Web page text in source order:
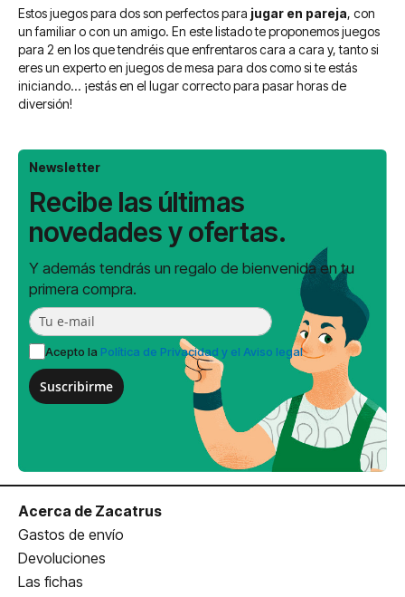
Estos juegos para dos son perfectos para jugar en pareja, con
un familiar o con un amigo. En este listado te proponemos juegos
para 2 en los que tendréis que enfrentaros cara a cara y, tanto si
eres un experto en juegos de mesa para dos como si te estás
iniciando... ¡estás en el lugar correcto para pasar horas de
diversión!
Newsletter
Recibe las últimas
novedades y ofertas.
Y además tendrás un regalo de bienvenida en tu
primera compra.
Acepto la Política de Privacidad y el Aviso legal
Suscribirme
Acerca de Zacatrus
Gastos de envío
Devoluciones
Las fichas